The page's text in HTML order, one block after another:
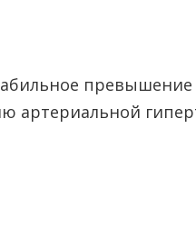
превышение
артериальной